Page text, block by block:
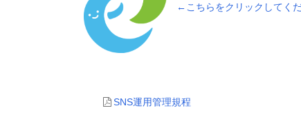
←こちらをクリックしてくだ
SNS運用管理規程